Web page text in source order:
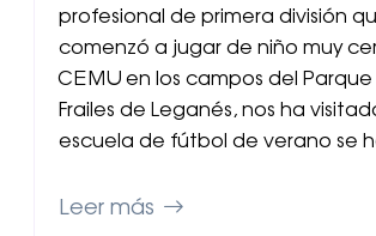
profesional de primera división
comenzó a jugar de niño muy
CEMU en los campos del Parque
Frailes de Leganés, nos ha
escuela de fútbol de verano se
Leer más